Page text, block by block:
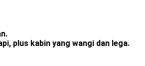
plus kabin yang wangi dan lega.